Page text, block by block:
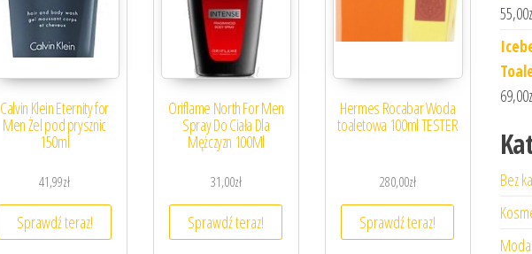
Calvin Klein Eternity for
Men Żel pod prysznic
150ml
41,99zł
Sprawdź teraz!
Oriflame North For Men
Spray Do Ciała Dla
Mężczyzn 100Ml
31,00zł
Sprawdź teraz!
Hermes Rocabar Woda
toaletowa 100ml TESTER
280,00zł
Sprawdź teraz!
55,00
69,00
Bez
Moda